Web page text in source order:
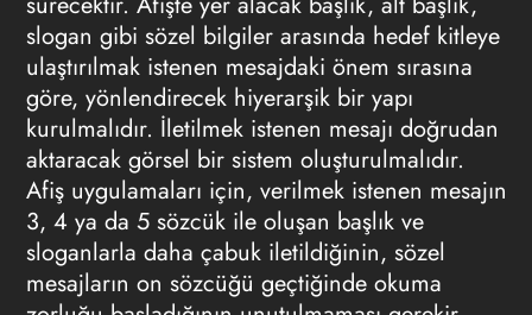
slogan gibi sözel bilgiler arasında hedef kitleye
ulaştırılmak istenen mesajdaki önem sırasına
göre, yönlendirecek hiyerarşik bir yapı
kurulmalıdır. İletilmek istenen mesajı doğrudan
aktaracak görsel bir sistem oluşturulmalıdır.
Afiş uygulamaları için, verilmek istenen mesajın
3, 4 ya da 5 sözcük ile oluşan başlık ve
sloganlarla daha çabuk iletildiğinin, sözel
mesajların on sözcüğü geçtiğinde okuma